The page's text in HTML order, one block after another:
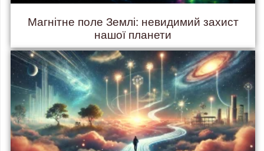
Магнітне поле Землі: невидимий захист
нашої планети